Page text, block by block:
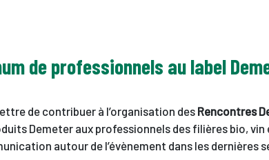
de professionnels au label
de contribuer à l’organisation des Rencontres
Demeter aux professionnels des filières bio,
autour de l’évènement dans les dernières